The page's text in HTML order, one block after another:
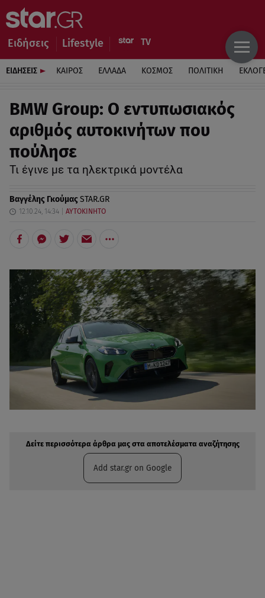
Ειδήσεις Lifestyle
ΕΙΔΗΣΕΙΣ ΚΑΙΡΟΣ ΕΛΛΑΔΑ ΚΟΣΜΟΣ ΠΟΛΙΤΙΚΗ
BMW Group: Ο εντυπωσιακός
αριθμός αυτοκινήτων που
πούλησε
Τι έγινε με τα ηλεκτρικά μοντέλα
Βαγγέλης ΓκούμαςSTAR.GR
12.10.24, 14:34 ΑΥΤΟΚΙΝΗΤΟ
Δείτε περισσότερα άρθρα μας στα αποτελέσματα αναζήτησης
Add star.gr on Google